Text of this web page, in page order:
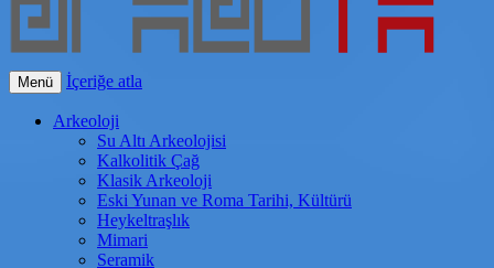
Arkeo-TR
Genç Arkeoloji
Menü İçeriğe atla
Arkeoloji
Su Altı Arkeolojisi
Kalkolitik Çağ
Klasik Arkeoloji
Eski Yunan ve Roma Tarihi, Kültürü
Heykeltraşlık
Mimari
Seramik